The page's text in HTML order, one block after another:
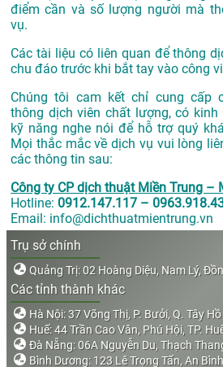
điểm cần và số lượng người mà
vụ.
Các tài liệu có liên quan để thông
chu đáo trước khi bắt tay vào công
Chúng tôi cam kết chỉ cung cấp
thông dịch viên chất lượng, có
kỹ năng nghe nói để hỗ trợ quý
Mọi thắc mắc về dịch vụ vui lòng
các thông tin sau:
Công ty CP dịch thuật Miền Trung –
Hotline: 0912.147.117 –
Email: info@dichthuatmientrung.vn
Trụ sở chính
Quảng Trị: 02 Hoàng Diệu, Nam Lý,
Các tỉnh thành khác
Hà Nội: 37 Võng Thị, P. Bưởi, Q. Tây Hồ
Huế: 44 Trần Cao Vân, Phú Hội, TP.
Đà Nẵng: 06A Nguyễn Du, Thạch
Bình Dương: 123 Lê Trọng Tấn, An